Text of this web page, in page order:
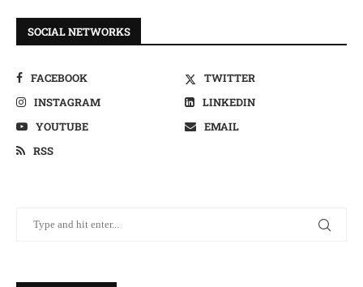
SOCIAL NETWORKS
FACEBOOK
TWITTER
INSTAGRAM
LINKEDIN
YOUTUBE
EMAIL
RSS